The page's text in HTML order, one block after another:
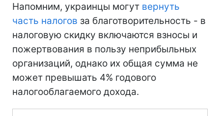
Напомним, украинцы могут вернуть
часть налогов за благотворительность - в
налоговую скидку включаются взносы и
пожертвования в пользу неприбыльных
организаций, однако их общая сумма не
может превышать 4% годового
налогооблагаемого дохода.